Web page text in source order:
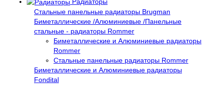
Стальные панельные радиаторы Brugman
Биметаллические /Алюминиевые /Панельные
стальные - радиаторы Rommer
Биметаллические и Алюминиевые радиаторы
Rommer
Стальные панельные радиаторы Rommer
Биметаллические и Алюминиевые радиаторы
Fondital